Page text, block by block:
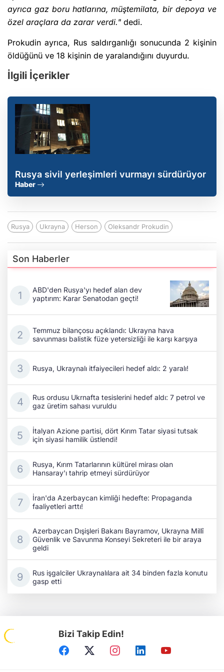
ayrıca gaz boru hatlarına, müştemilata, bir depoya ve
özel araçlara da zarar verdi." dedi.
Prokudin ayrıca, Rus saldırganlığı sonucunda 2 kişinin
öldüğünü ve 18 kişinin de yaralandığını duyurdu.
İlgili İçerikler
Rusya sivil yerleşimleri vurmayı sürdürüyor
Haber
Rusya Ukrayna Herson Oleksandr Prokudin
Son Haberler
ABD'den Rusya'yı hedef alan dev
yaptırım: Karar Senatodan geçti!
Temmuz bilançosu açıklandı: Ukrayna hava
savunması balistik füze yetersizliği ile karşı karşıya
Rusya, Ukraynalı itfaiyecileri hedef aldı: 2 yaralı!
Rus ordusu Ukrnafta tesislerini hedef aldı: 7 petrol ve
gaz üretim sahası vuruldu
İtalyan Azione partisi, dört Kırım Tatar siyasi tutsak
için siyasi hamilik üstlendi!
Rusya, Kırım Tatarlarının kültürel mirası olan
Hansaray'ı tahrip etmeyi sürdürüyor
İran'da Azerbaycan kimliği hedefte: Propaganda
faaliyetleri arttı!
Azerbaycan Dışişleri Bakanı Bayramov, Ukrayna Millî
Güvenlik ve Savunma Konseyi Sekreteri ile bir araya
geldi
Rus işgalciler Ukraynalılara ait 34 binden fazla konutu
gasp etti
Bizi Takip Edin!